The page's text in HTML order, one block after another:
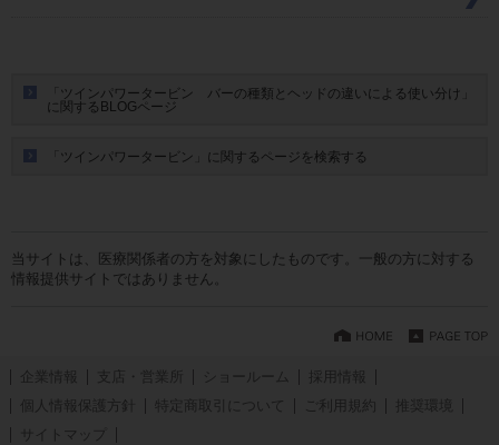
「ツインパワータービン バーの種類とヘッドの違いによる使い分け」
に関するBLOGページ
「ツインパワータービン」に関するページを検索する
当サイトは、医療関係者の方を対象にしたものです。一般の方に対する
情報提供サイトではありません。
企業情報 支店・営業所 ショールーム
採用情報
個人情報保護方針
特定商取引について ご利用規約
推奨環境
サイトマップ